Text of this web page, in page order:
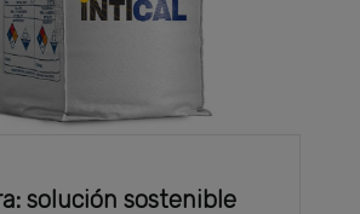
solución sostenible